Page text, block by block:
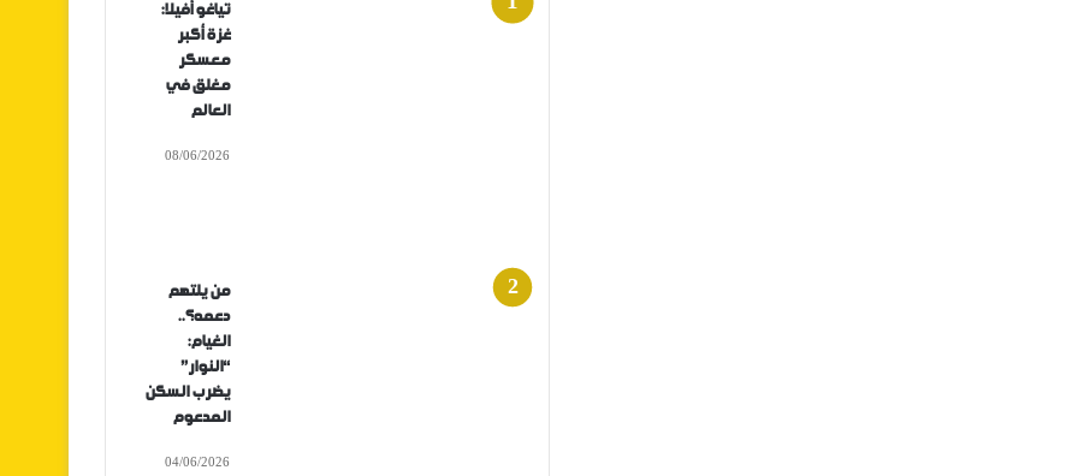
تياغو أفيلا:
غزة أكبر
معسكر
مغلق في
العالم
08/06/2026
من يلتهم
دعمه؟..
الغيام:
“النوار”
يضرب السكن
المدعوم
04/06/2026